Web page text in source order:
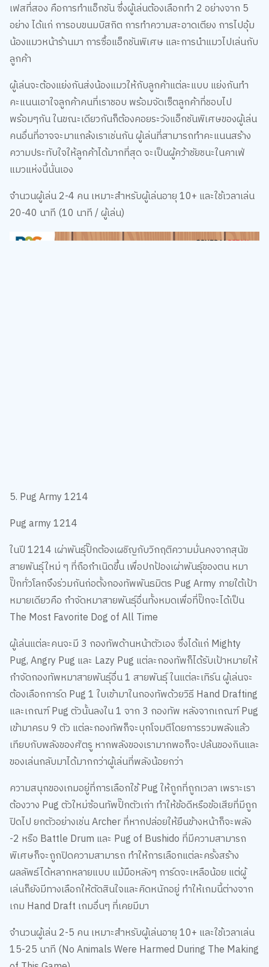
เฟสที่สอง คือการทำแอ็กชัน ซึ่งผู้เล่นต้องเลือกทำ 2 อย่างจาก 5
อย่าง ได้แก่ การอบขนมบิสกิต การทำความสะอาดเตียง การไปอุ้ม
น้องแมวหน้าร้านมา การซื้อแอ็กชันพิเศษ และการนำแมวไปเล่นกับ
ลูกค้า
ผู้เล่นจะต้องแย่งกันส่งน้องแมวให้กับลูกค้าแต่ละแบบ แย่งกันทำ
คะแนนเอาใจลูกค้าคนที่เราชอบ พร้อมจัดเซ็ตลูกค้าที่ชอบไป
พร้อมๆกัน ในขณะเดียวกันก็ต้องคอยระวังแอ็กชันพิเศษของผู้เล่น
คนอื่นที่อาจจะมาแกล้งเราเช่นกัน ผู้เล่นที่สามารถทำคะแนนสร้าง
ความประทับใจให้ลูกค้าได้มากที่สุด จะเป็นผู้คว้าชัยชนะในคาเฟ่
แมวแห่งนี้นั่นเอง
จำนวนผู้เล่น 2-4 คน เหมาะสำหรับผู้เล่นอายุ 10+ และใช้เวลาเล่น
20-40 นาที (10 นาที / ผู้เล่น)
5. Pug Army 1214
Pug army 1214
ในปี 1214 เผ่าพันธุ์ปั๊กต้องเผชิญกับวิกฤติความมั่นคงจากสุนัข
สายพันธุ์ใหม่ ๆ ที่ถือกำเนิดขึ้น เพื่อปกป้องเผ่าพันธุ์ของตน หมา
ปั๊กทั่วโลกจึงร่วมกันก่อตั้งกองทัพพันธมิตร Pug Army ภายใต้เป้า
หมายเดียวคือ กำจัดหมาสายพันธุ์อื่นทั้งหมดเพื่อที่ปั๊กจะได้เป็น
The Most Favorite Dog of All Time
ผู้เล่นแต่ละคนจะมี 3 กองทัพด้านหน้าตัวเอง ซึ่งได้แก่ Mighty
Pug, Angry Pug และ Lazy Pug แต่ละกองทัพก็ได้รับเป้าหมายให้
กำจัดกองทัพหมาสายพันธุ์อื่น 1 สายพันธุ์ ในแต่ละเทิร์น ผู้เล่นจะ
ต้องเลือกการ์ด Pug 1 ใบเข้ามาในกองทัพด้วยวิธี Hand Drafting
และเกณฑ์ Pug ตัวนั้นลงใน 1 จาก 3 กองทัพ หลังจากเกณฑ์ Pug
เข้ามาครบ 9 ตัว แต่ละกองทัพก็จะบุกโจมตีโดยการรวมพลังแล้ว
เทียบกับพลังของศัตรู หากพลังของเรามากพอก็จะปล้นของกินและ
ของเล่นกลับมาได้มากกว่าผู้เล่นที่พลังน้อยกว่า
ความสนุกของเกมอยู่ที่การเลือกใช้ Pug ให้ถูกที่ถูกเวลา เพราะเรา
ต้องวาง Pug ตัวใหม่ซ้อนทัพปั๊กตัวเก่า ทำให้ข้อดีหรือข้อเสียที่มีถูก
ปิดไป ยกตัวอย่างเช่น Archer ที่หากปล่อยให้ยืนข้างหน้าก็จะพลัง
-2 หรือ Battle Drum และ Pug of Bushido ที่มีความสามารถ
พิเศษก็จะถูกปิดความสามารถ ทำให้การเลือกแต่ละครั้งสร้าง
ผลลัพธ์ได้หลากหลายแบบ แม้มือหลังๆ การ์ดจะเหลือน้อย แต่ผู้
เล่นก็ยังมีทางเลือกให้ตัดสินใจและคิดหนักอยู่ ทำให้เกมนี้ต่างจาก
เกม Hand Draft เกมอื่นๆ ที่เคยมีมา
จำนวนผู้เล่น 2-5 คน เหมาะสำหรับผู้เล่นอายุ 10+ และใช้เวลาเล่น
15-25 นาที (No Animals Were Harmed During The Making